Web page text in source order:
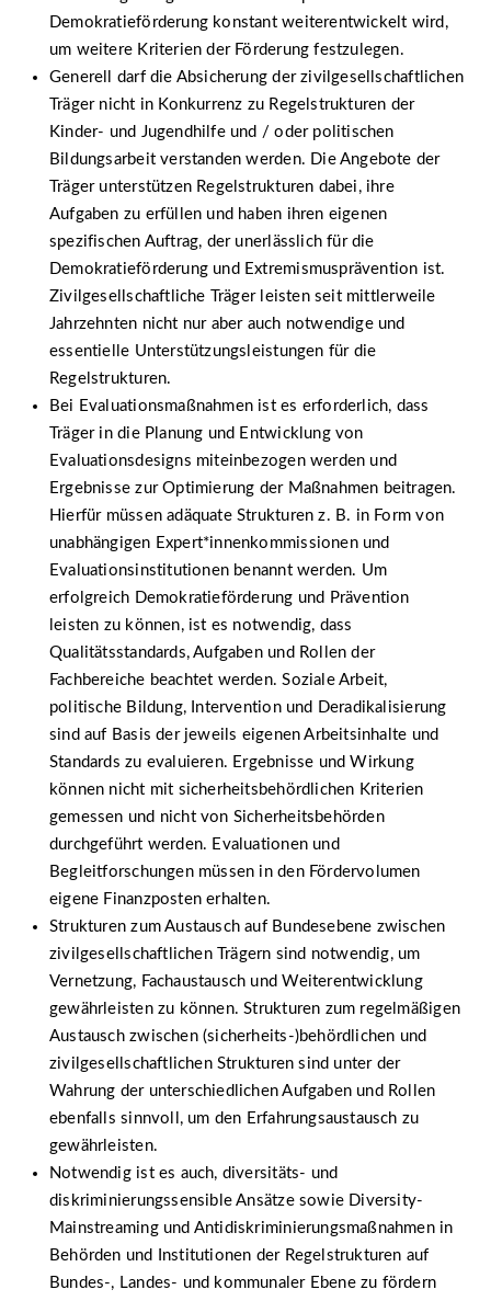
Demokratieförderung konstant weiterentwickelt wird,
um weitere Kriterien der Förderung festzulegen.
Generell darf die Absicherung der zivilgesellschaftlichen
Träger nicht in Konkurrenz zu Regelstrukturen der
Kinder- und Jugendhilfe und / oder politischen
Bildungsarbeit verstanden werden. Die Angebote der
Träger unterstützen Regelstrukturen dabei, ihre
Aufgaben zu erfüllen und haben ihren eigenen
spezifischen Auftrag, der unerlässlich für die
Demokratieförderung und Extremismusprävention ist.
Zivilgesellschaftliche Träger leisten seit mittlerweile
Jahrzehnten nicht nur aber auch notwendige und
essentielle Unterstützungsleistungen für die
Regelstrukturen.
Bei Evaluationsmaßnahmen ist es erforderlich, dass
Träger in die Planung und Entwicklung von
Evaluationsdesigns miteinbezogen werden und
Ergebnisse zur Optimierung der Maßnahmen beitragen.
Hierfür müssen adäquate Strukturen z. B. in Form von
unabhängigen Expert*innenkommissionen und
Evaluationsinstitutionen benannt werden. Um
erfolgreich Demokratieförderung und Prävention
leisten zu können, ist es notwendig, dass
Qualitätsstandards, Aufgaben und Rollen der
Fachbereiche beachtet werden. Soziale Arbeit,
politische Bildung, Intervention und Deradikalisierung
sind auf Basis der jeweils eigenen Arbeitsinhalte und
Standards zu evaluieren. Ergebnisse und Wirkung
können nicht mit sicherheitsbehördlichen Kriterien
gemessen und nicht von Sicherheitsbehörden
durchgeführt werden. Evaluationen und
Begleitforschungen müssen in den Fördervolumen
eigene Finanzposten erhalten.
Strukturen zum Austausch auf Bundesebene zwischen
zivilgesellschaftlichen Trägern sind notwendig, um
Vernetzung, Fachaustausch und Weiterentwicklung
gewährleisten zu können. Strukturen zum regelmäßigen
Austausch zwischen (sicherheits-)behördlichen und
zivilgesellschaftlichen Strukturen sind unter der
Wahrung der unterschiedlichen Aufgaben und Rollen
ebenfalls sinnvoll, um den Erfahrungsaustausch zu
gewährleisten.
Notwendig ist es auch, diversitäts- und
diskriminierungssensible Ansätze sowie Diversity-
Mainstreaming und Antidiskriminierungsmaßnahmen in
Behörden und Institutionen der Regelstrukturen auf
Bundes-, Landes- und kommunaler Ebene zu fördern